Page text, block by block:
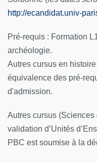
http://ecandidat.univ-
Pré-requis : Formation
archéologie.
Autres cursus en
équivalence des pré-
d'admission.
Autres cursus (Sciences
validation d’Unités
PBC est soumise à la